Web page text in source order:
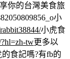
享你的台灣美食旅
小
小虎食
tw更多以
食記嗎?有fb的